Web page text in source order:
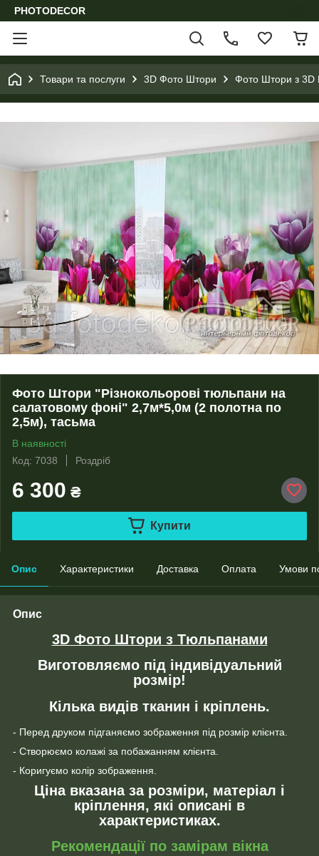
PHOTODECOR
Товари та послуги 3D Фото Штори Фото Штори з 3D
Фото Штори "Різнокольорові тюльпани на
салатовому фоні" 2,7м*5,0м (2 полотна по
2,5м), тасьма
В наявності
Код: 7038
Роздріб
6 300 ₴
Купити
Опис Характеристики Доставка Оплата Умови
Опис
3D Фото Штори з Тюльпанами
Виготовляємо під індивідуальний
розмір!
Кілька видів тканин і кріплень.
- Перед друком підганяємо зображення під розмір клієнта.
- Створюємо колажі за побажанням клієнта.
- Коригуємо колір зображення.
Ціна вказана за розміри, матеріал і
кріплення, які описані в
характеристиках.
Рекомендації по замірам вікна